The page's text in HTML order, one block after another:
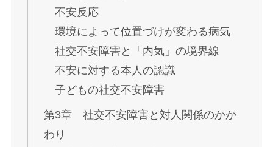
不安反応
環境によって位置づけが変わる病気
社交不安障害と「内気」の境界線
不安に対する本人の認識
子どもの社交不安障害
第3章 社交不安障害と対人関係のかか
わり